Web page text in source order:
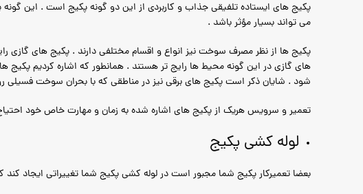
پکیج های ایستاده تلفیقی جذاب و کاربردی از این دو گونه پکیج است . این گونه
می تواند بسیار مؤثر باشد .
پکیج ها از نظر مصرف سوخت نیز انواع و اقسام مختلفی دارند . پکیج های
های گازی در این گونه محیط ها رایج تر هستند . همانطور که اشاره کردیم
شود . شایان ذکر است پکیج های برقی نیز در مناطقی که با بحران سوخت فسیلی
تعمیر و سرویس هریک از پکیج های اشاره شده به زمان و مهارت خاص خود
لوله کشی پکیج
بعضا تعمیرکار پکیج شما مجبور است در لوله کشی پکیج شما تغییراتی ایجاد